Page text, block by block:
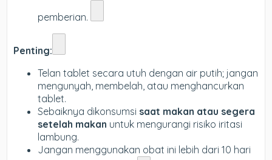
pemberian.
Penting:
Telan tablet secara utuh dengan air putih; jangan
mengunyah, membelah, atau menghancurkan
tablet.
Sebaiknya dikonsumsi saat makan atau segera
setelah makan untuk mengurangi risiko iritasi
lambung.
Jangan menggunakan obat ini lebih dari 10 hari